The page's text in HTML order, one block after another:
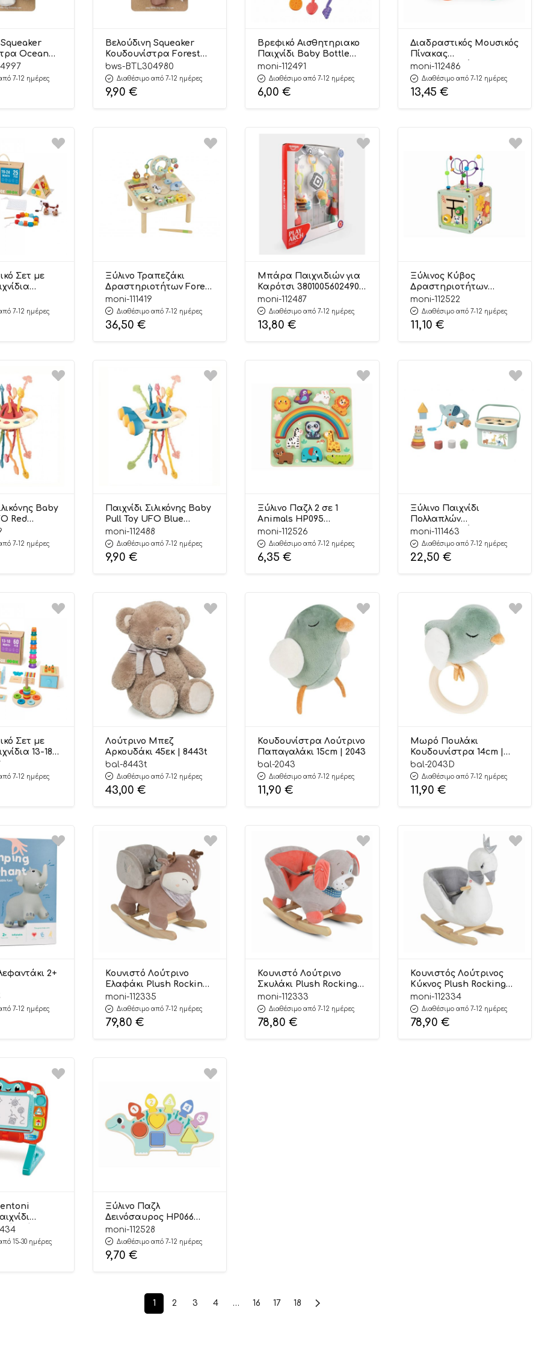
Ocean
to love
7-12 ημέρες
Βελούδινη Squeaker
Κουδουνίστρα Forest
0m+ – Baby to love
bws-BTL304980
Διαθέσιμο από 7-12 ημέρες
9,90 €
Βρεφικό Αισθητηριακο
Παιχνίδι Baby Bottle
688-70 Blue 18m+ – Bibi-
Inn
moni-112491
Διαθέσιμο από 7-12 ημέρες
6,00 €
Διαδραστικός Μουσικός
Πίνακας
Δραστηριοτήτων
Montessori RJ6825A
moni-112486
Διαθέσιμο από 7-12 ημέρες
13,45 €
Σετ με
Educational
– Tooky
7-12 ημέρες
Ξύλινο Τραπεζάκι
Δραστηριοτήτων Forest
TJ005 6972633376422
24m+ – Tooky Toys
moni-111419
Διαθέσιμο από 7-12 ημέρες
36,50 €
Μπάρα Παιχνιδιών για
Καρότσι 3801005602490
0m+ – Huanger
moni-112487
Διαθέσιμο από 7-12 ημέρες
13,80 €
Ξύλινος Κύβος
Δραστηριοτήτων
6976831553661 18m+ – Hi
Pando
moni-112522
Διαθέσιμο από 7-12 ημέρες
11,10 €
Baby
Red
18m+ –
7-12 ημέρες
Παιχνίδι Σιλικόνης Baby
Pull Toy UFO Blue
3801005602483 18m+ –
Sobebear
moni-112488
Διαθέσιμο από 7-12 ημέρες
9,90 €
Ξύλινο Παζλ 2 σε 1
Animals HP095
6976831552954 18m+ – Hi
Pando
moni-112526
Διαθέσιμο από 7-12 ημέρες
6,35 €
Ξύλινο Παιχνίδι
Πολλαπλών
Δραστηριοτήτων 3 in 1
Box TJ011 6972633376378 –
Tooky Toy
moni-111463
Διαθέσιμο από 7-12 ημέρες
22,50 €
Σετ με
13-18m
– Tooky
7-12 ημέρες
Λούτρινο Μπεζ
Αρκουδάκι 45εκ | 8443t
bal-8443t
Διαθέσιμο από 7-12 ημέρες
43,00 €
Κουδουνίστρα Λούτρινο
Παπαγαλάκι 15cm | 2043
bal-2043
Διαθέσιμο από 7-12 ημέρες
11,90 €
Μωρό Πουλάκι
Κουδουνίστρα 14cm |
2043D
bal-2043D
Διαθέσιμο από 7-12 ημέρες
11,90 €
2+
7-12 ημέρες
Κουνιστό Λούτρινο
Ελαφάκι Plush Rocking
Animal Daphne
3800146231866 12m+ –
Moni Toys
moni-112335
Διαθέσιμο από 7-12 ημέρες
79,80 €
Κουνιστό Λούτρινο
Σκυλάκι Plush Rocking
Animal Ollie
3800146231859 12m+ –
Moni Toys
moni-112333
Διαθέσιμο από 7-12 ημέρες
78,80 €
Κουνιστός Λούτρινος
Κύκνος Plush Rocking
Animal Swan
3800146231842 12m+ –
Moni Toys
moni-112334
Διαθέσιμο από 7-12 ημέρες
78,90 €
Πίνακας
Company
15-30 ημέρες
Ξύλινο Παζλ
Δεινόσαυρος HP066
6976831552671 18m+ – Hi
Pando
moni-112528
Διαθέσιμο από 7-12 ημέρες
9,70 €
1 2 3 4 … 16 17 18